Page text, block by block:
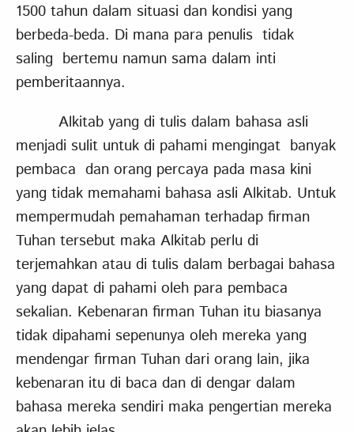
1500 tahun dalam situasi dan kondisi yang
berbeda-beda. Di mana para penulis tidak
saling bertemu namun sama dalam inti
pemberitaannya.
Alkitab yang di tulis dalam bahasa asli
menjadi sulit untuk di pahami mengingat banyak
pembaca dan orang percaya pada masa kini
yang tidak memahami bahasa asli Alkitab. Untuk
mempermudah pemahaman terhadap firman
Tuhan tersebut maka Alkitab perlu di
terjemahkan atau di tulis dalam berbagai bahasa
yang dapat di pahami oleh para pembaca
sekalian. Kebenaran firman Tuhan itu biasanya
tidak dipahami sepenunya oleh mereka yang
mendengar firman Tuhan dari orang lain, jika
kebenaran itu di baca dan di dengar dalam
bahasa mereka sendiri maka pengertian mereka